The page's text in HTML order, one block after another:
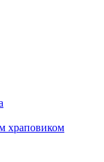
храповиком